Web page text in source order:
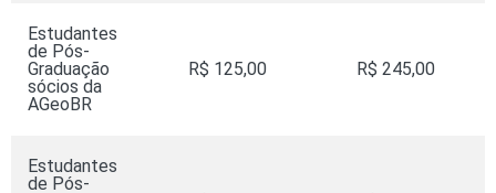
Estudantes
de Pós-
Graduação
sócios da
AGeoBR
R$ 125,00 R$ 245,00
Estudantes
de Pós-